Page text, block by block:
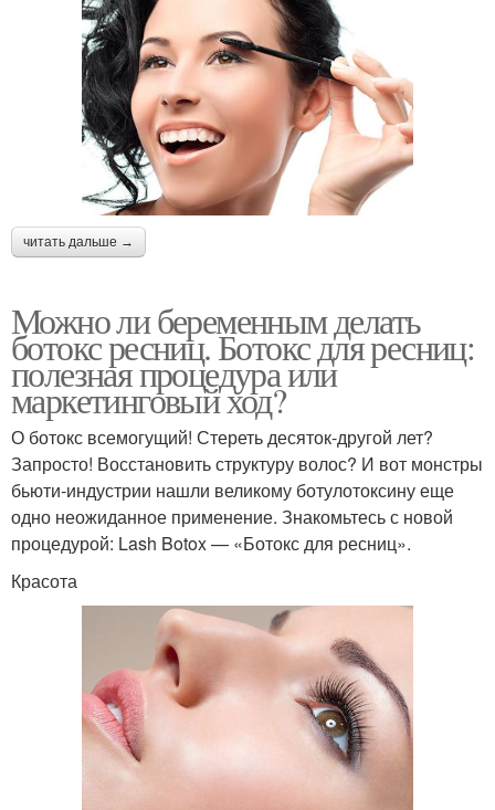
читать дальше →
Можно ли беременным делать
ботокс ресниц. Ботокс для ресниц:
полезная процедура или
маркетинговый ход?
О ботокс всемогущий! Стереть десяток-другой лет?
Запросто! Восстановить структуру волос? И вот монстры
бьюти-индустрии нашли великому ботулотоксину еще
одно неожиданное применение. Знакомьтесь с новой
процедурой: Lash Botox — «Ботокс для ресниц».
Красота